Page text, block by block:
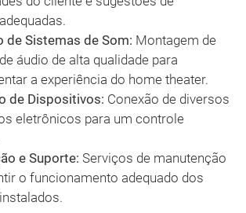
de Sistemas de Som: Montagem de
áudio de alta qualidade para
a experiência do home theater.
de Dispositivos: Conexão de diversos
eletrônicos para um controle
e Suporte: Serviços de manutenção
o funcionamento adequado dos